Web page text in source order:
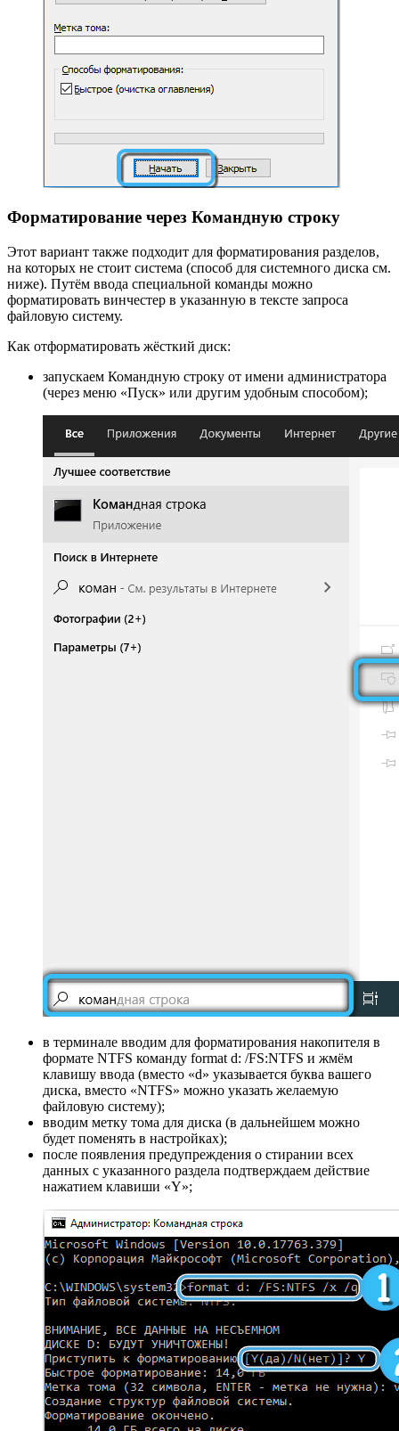
Форматирование через Командную строку
Этот вариант также подходит для форматирования разделов,
на которых не стоит система (способ для системного диска см.
ниже). Путём ввода специальной команды можно
форматировать винчестер в указанную в тексте запроса
файловую систему.
Как отформатировать жёсткий диск:
запускаем Командную строку от имени администратора
(через меню «Пуск» или другим удобным способом);
в терминале вводим для форматирования накопителя в
формате NTFS команду format d: /FS:NTFS и жмём
клавишу ввода (вместо «d» указывается буква вашего
диска, вместо «NTFS» можно указать желаемую
файловую систему);
вводим метку тома для диска (в дальнейшем можно
будет поменять в настройках);
после появления предупреждения о стирании всех
данных с указанного раздела подтверждаем действие
нажатием клавиши «Y»;